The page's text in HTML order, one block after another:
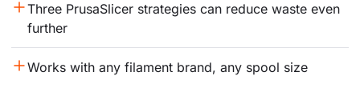
Three PrusaSlicer strategies can reduce waste even
further
Works with any filament brand, any spool size